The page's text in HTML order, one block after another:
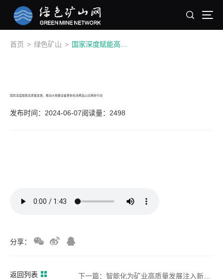
首页 > 绿色矿山 >
国家深度赋能高质量发展，推动大规模设备更新和消费品以旧换新行动
发布时间：2024-06-07阅读量：2498
分享：
返回列表